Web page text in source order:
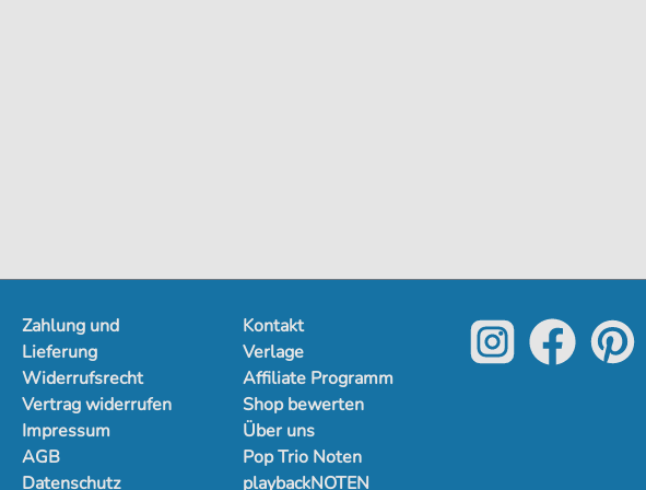
Zahlung und
Lieferung
Widerrufsrecht
Vertrag widerrufen
Impressum
AGB
Datenschutz
Kontakt
Verlage
Affiliate Programm
Shop bewerten
Über uns
Pop Trio Noten
playbackNOTEN